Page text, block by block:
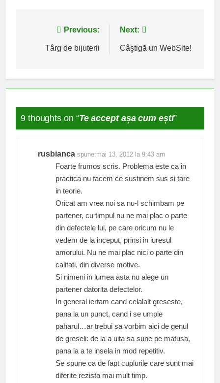
NavigarePrevious:
Târg de bijuterii
Next:
Câştigă un WebSite!
9 thoughts on “Te accept așa cum ești”
rusbianca spune:mai 13, 2012 la 9:43 am
Foarte frumos scris. Problema este ca in
practica nu facem ce sustinem sus si tare
in teorie.
Oricat am vrea noi sa nu-l schimbam pe
partener, cu timpul nu ne mai plac o parte
din defectele lui, pe care oricum nu le
vedem de la inceput, prinsi in iuresul
amorului. Nu ne mai plac nici o parte din
calitati, din diverse motive.
Si nimeni in lumea asta nu alege un
partener datorita defectelor.
In general iertam cand celalalt greseste,
pana la un punct, cand i se umple
paharul…ar trebui sa vorbim aici de genul
de greseli: de la a uita sa sune pe matusa,
pana la a te insela in mod repetitiv.
Se spune ca de fapt cuplurile care sunt mai
diferite rezista mai mult timp.